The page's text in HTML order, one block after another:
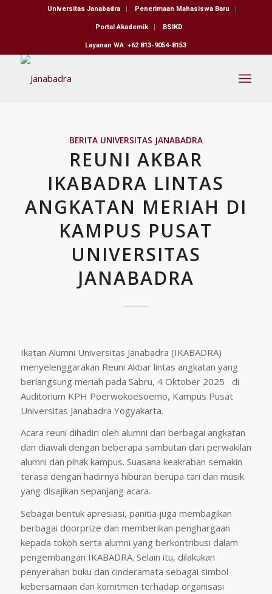
Universitas Janabadra Penerimaan Mahasiswa Baru
Portal Akademik BSIKD
Layanan WA: +62 813-9054-8153
BERITA UNIVERSITAS JANABADRA
REUNI AKBAR
IKABADRA LINTAS
ANGKATAN MERIAH DI
KAMPUS PUSAT
UNIVERSITAS
JANABADRA
Ikatan Alumni Universitas Janabadra (IKABADRA)
menyelenggarakan Reuni Akbar lintas angkatan yang
berlangsung meriah pada Sabru, 4 Oktober 2025 di
Auditorium KPH Poerwokoesoemo, Kampus Pusat
Universitas Janabadra Yogyakarta.
Acara reuni dihadiri oleh alumni dari berbagai angkatan
dan diawali dengan beberapa sambutan dari perwakilan
alumni dan pihak kampus. Suasana keakraban semakin
terasa dengan hadirnya hiburan berupa tari dan musik
yang disajikan sepanjang acara.
Sebagai bentuk apresiasi, panitia juga membagikan
berbagai doorprize dan memberikan penghargaan
kepada tokoh serta alumni yang berkontribusi dalam
pengembangan IKABADRA. Selain itu, dilakukan
penyerahan buku dan cinderamata sebagai simbol
kebersamaan dan komitmen terhadap organisasi